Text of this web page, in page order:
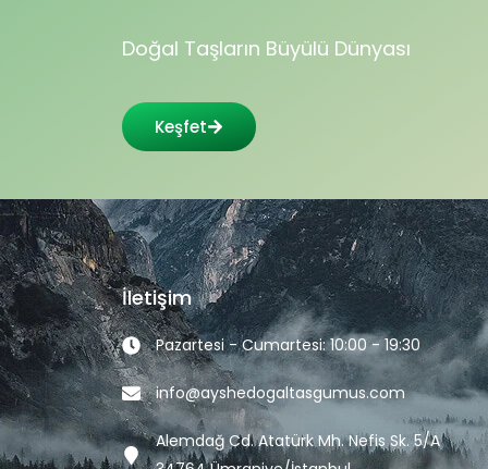
Doğal Taşların Büyülü Dünyası
Keşfet
İletişim
Pazartesi - Cumartesi: 10:00 - 19:30
info@ayshedogaltasgumus.com
Alemdağ Cd. Atatürk Mh. Nefis Sk. 5/A